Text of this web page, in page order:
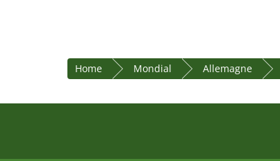
Home Mondial Allemagne